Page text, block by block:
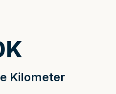
Kilometer
K